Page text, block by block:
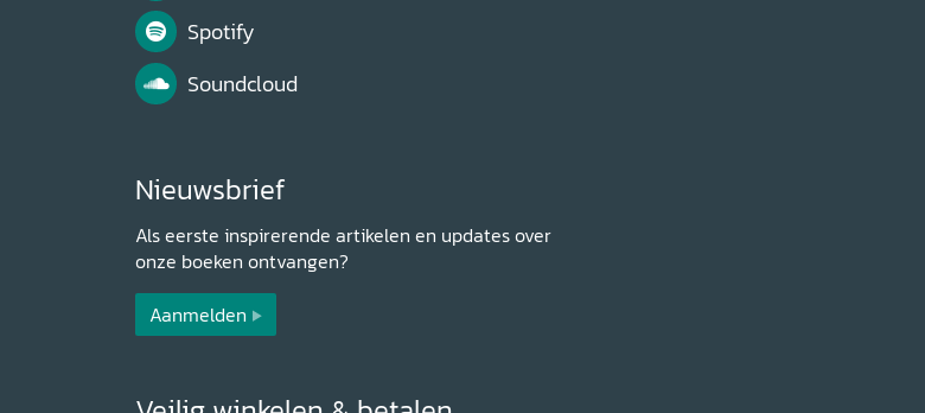
Spotify
Soundcloud
Nieuwsbrief
Als eerste inspirerende artikelen en updates over
onze boeken ontvangen?
Aanmelden